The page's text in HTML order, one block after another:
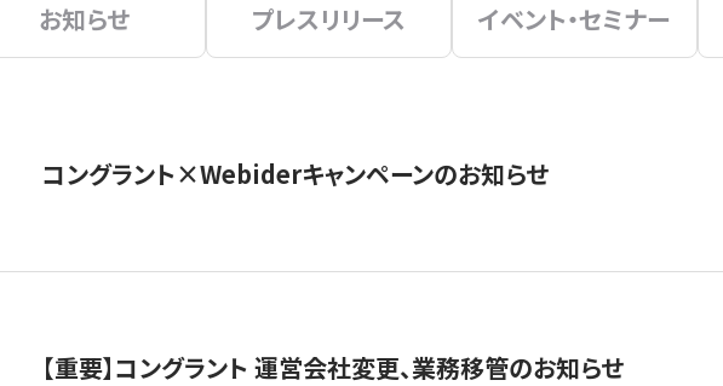
お知らせ プレスリリース イベント・セミナー
コングラント×Webiderキャンペーンのお知らせ
【重要】コングラント 運営会社変更、業務移管のお知らせ